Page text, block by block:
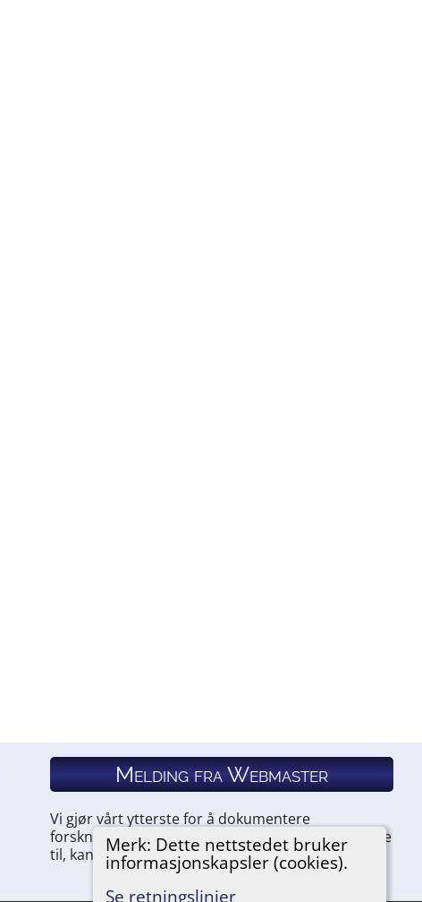
Merk: Dette nettstedet bruker
informasjonskapsler (cookies).
Se retningslinjer
Melding fra Webmaster
Vi gjør vårt ytterste for å dokumentere
forskningen vår. Hvis du har noe du ønsker å legge
til, kan du kontakte oss.